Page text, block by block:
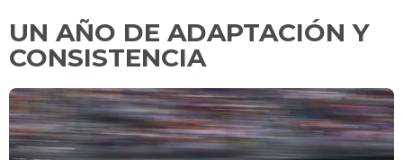
UN AÑO DE ADAPTACIÓN Y
CONSISTENCIA